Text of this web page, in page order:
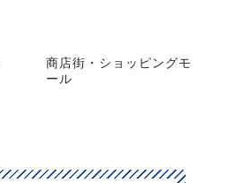
商店街・ショッピングモ
ール